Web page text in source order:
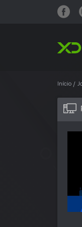
Início